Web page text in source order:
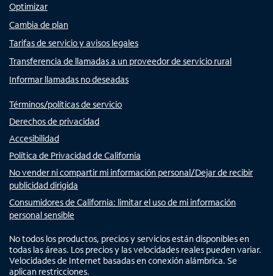
Optimizar
Cambia de plan
Tarifas de servicio y avisos legales
Transferencia de llamadas a un proveedor de servicio rural
Informar llamadas no deseadas
Términos/políticas de servicio
Derechos de privacidad
Accesibilidad
Política de Privacidad de California
No vender ni compartir mi información personal/Dejar de recibir
publicidad dirigida
Consumidores de California: limitar el uso de mi información
personal sensible
No todos los productos, precios y servicios están disponibles en
todas las áreas. Los precios y las velocidades reales pueden variar.
Velocidades de Internet basadas en conexión alámbrica. Se
aplican restricciones.